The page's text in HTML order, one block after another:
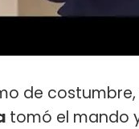
de
tomó el mando